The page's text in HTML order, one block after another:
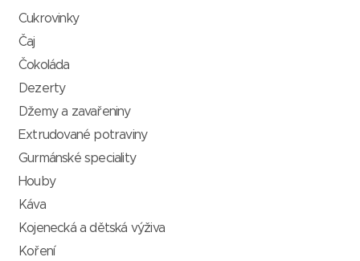
Cukrovinky
Čaj
Čokoláda
Dezerty
Džemy a zavařeniny
Extrudované potraviny
Gurmánské speciality
Houby
Káva
Kojenecká a dětská výživa
Koření